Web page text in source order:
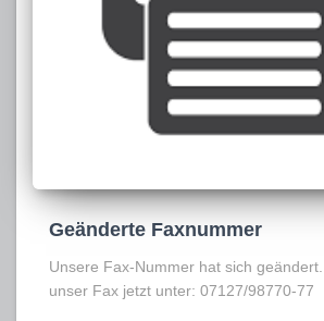
Geänderte Faxnummer
Unsere Fax-Nummer hat sich
unser Fax jetzt unter: 07127/98770-77